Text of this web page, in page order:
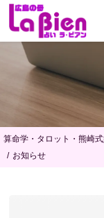
算命学・タロット・熊崎
お知らせ